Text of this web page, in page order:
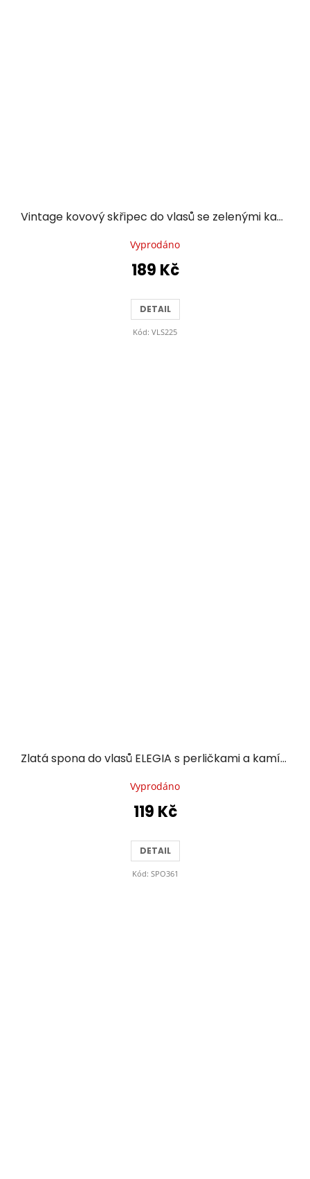
Vintage kovový skřipec do vlasů se zelenými kameny
Vyprodáno
189 Kč
DETAIL
Kód: VLS225
Zlatá spona do vlasů ELEGIA s perličkami a kamínky
Vyprodáno
119 Kč
DETAIL
Kód: SPO361